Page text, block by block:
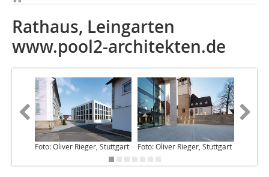
Rathaus, Leingarten
www.pool2-architekten.de
Foto: Oliver Rieger, Stuttgart Foto: Oliver Rieger, Stuttgart